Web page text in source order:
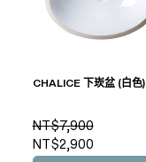
CHALICE 下崁盆 (白色)
NT$7,900
NT$2,900